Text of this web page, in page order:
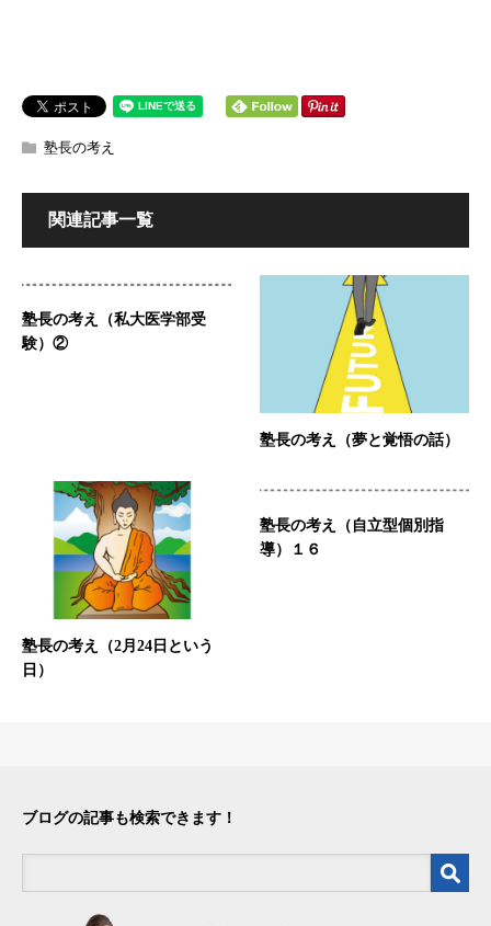
塾長の考え
関連記事一覧
塾長の考え（私大医学部受
験）②
塾長の考え（夢と覚悟の話）
塾長の考え（2月24日という
日）
塾長の考え（自立型個別指
導）１６
ブログの記事も検索できます！